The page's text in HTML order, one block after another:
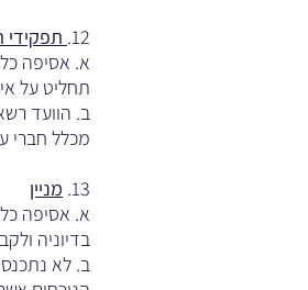
12. תפקידי
א. אסיפה
תחליט על
ב. הוועד
מכלל חברי
13. מניין
א. אסיפה
בדיוניה
ב. לא